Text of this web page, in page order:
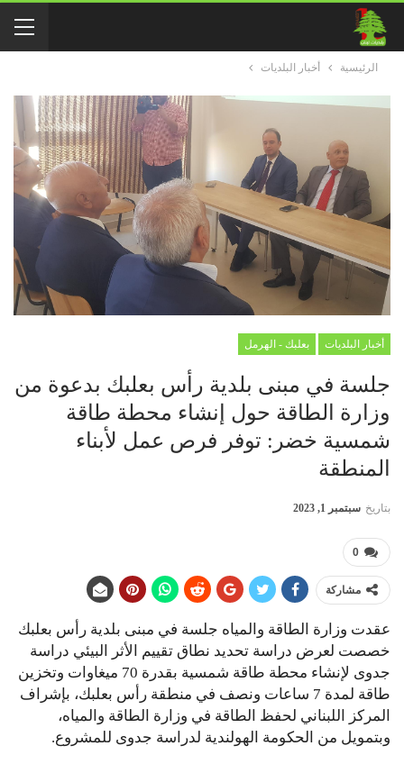
الرئيسية أخبار البلديات
أخبار البلديات بعلبك - الهرمل
جلسة في مبنى بلدية رأس بعلبك بدعوة من
وزارة الطاقة حول إنشاء محطة طاقة
شمسية خضر: توفر فرص عمل لأبناء
المنطقة
بتاريخ سبتمبر 1, 2023
0
مشاركة
عقدت وزارة الطاقة والمياه جلسة في مبنى بلدية رأس بعلبك
خصصت لعرض دراسة تحديد نطاق تقييم الأثر البيئي دراسة
جدوى لإنشاء محطة طاقة شمسية بقدرة 70 ميغاوات وتخزين
طاقة لمدة 7 ساعات ونصف في منطقة رأس بعلبك، بإشراف
المركز اللبناني لحفظ الطاقة في وزارة الطاقة والمياه،
وبتمويل من الحكومة الهولندية لدراسة جدوى للمشروع.